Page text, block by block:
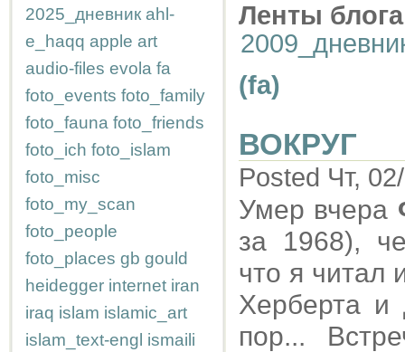
2025_дневник ahl-
e_haqq apple art
audio-files evola fa
foto_events foto_family
foto_fauna foto_friends
foto_ich foto_islam
foto_misc
foto_my_scan
foto_people
foto_places gb gould
heidegger internet iran
iraq islam islamic_art
islam_text-engl ismaili
Ленты
(fa)
ВОКРУГ
Posted Чт,
Умер вчера
за 1968),
что я читал
Херберта и
пор...